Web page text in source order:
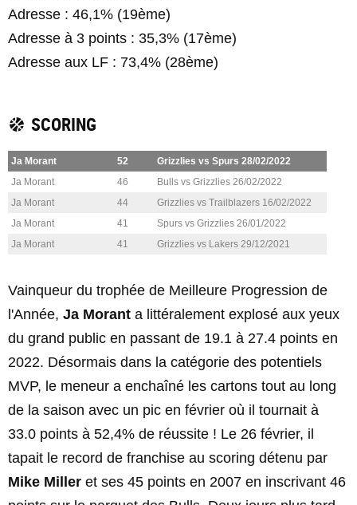
Adresse : 46,1% (19ème)
Adresse à 3 points : 35,3% (17ème)
Adresse aux LF : 73,4% (28ème)
SCORING
Ja Morant 52
Grizzlies vs Spurs 28/02/2022
Ja Morant
46
Bulls vs Grizzlies 26/02/2022
Ja Morant
44
Grizzlies vs Trailblazers 16/02/2022
Ja Morant
41
Spurs vs Grizzlies 26/01/2022
Ja Morant
41 Grizzlies vs Lakers 29/12/2021
Vainqueur du trophée de Meilleure Progression de
l'Année, Ja Morant a littéralement explosé aux yeux
du grand public en passant de 19.1 à 27.4 points en
2022. Désormais dans la catégorie des potentiels
MVP, le meneur a enchaîné les cartons tout au long
de la saison avec un pic en février où il tournait à
33.0 points à 52,4% de réussite ! Le 26 février, il
tapait le record de franchise au scoring détenu par
Mike Miller et ses 45 points en 2007 en inscrivant 46